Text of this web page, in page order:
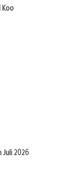
Koo
Juli 2026